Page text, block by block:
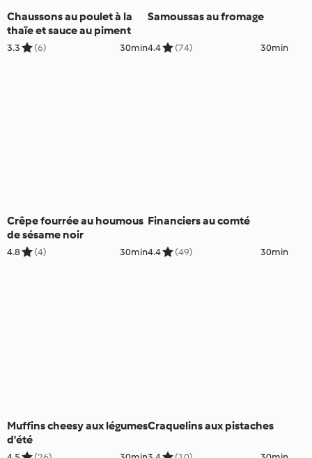
Chaussons au poulet à la
thaïe et sauce au piment
3.3 (6) 30min
Samoussas au fromage
4.4 (74) 30min
Crêpe fourrée au houmous
de sésame noir
4.8 (4) 30min
Financiers au comté
4.4 (49) 30min
Muffins cheesy aux légumes
d'été
Craquelins aux pistaches